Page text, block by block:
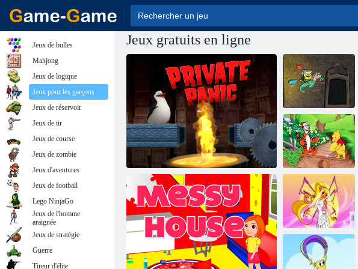
Jeux gratuits en ligne
Spongebob And
Dragons
Saut drôle
Jeux de bulles
Mahjong
Jeux de logique
Jeux pour les garçons
Jeux de réservoir
Jeux de tir
Jeux de course
Jeux de zombie
Jeux d'aventures
Jeux de football
Lego NinjaGo
Jeux de l'homme
araignée
Jeux de stratégie
Guerre
Tireur d'élite